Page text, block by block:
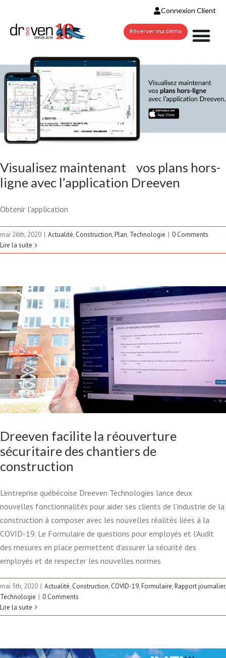
Connexion Client
Réserver ma démo
VOS PLANS HORS-LIGNE AVEC
L’APPLICATION DREEVEN
Actualité Construction Plan Technologie
Visualisez maintenant vos plans hors-
ligne avec l’application Dreeven
Obtenir l'application
mai 26th, 2020 | Actualité, Construction,Plan, Technologie | 0 Comments
Lire la suite
DREEVEN FACILITE LA
RÉOUVERTURE SÉCURITAIRE
DES CHANTIERS DE
Technologie
Dreeven facilite la réouverture
sécuritaire des chantiers de
construction
L’entreprise québécoise Dreeven Technologies lance deux
nouvelles fonctionnalités pour aider ses clients de l’industrie de la
construction à composer avec les nouvelles réalités liées à la
COVID-19. Le Formulaire de questions pour employés et l’Audit
des mesures en place permettent d’assurer la sécurité des
employés et de respecter les nouvelles normes
mai 5th, 2020 | Actualité, Construction, COVID-19,Formulaire,Rapport journalier,
Technologie | 0 Comments
Lire la suite
LE PROGRAMME PACME, LA
CONVERSION DES PRATIQUES
VERS LE NUMÉRIQUE